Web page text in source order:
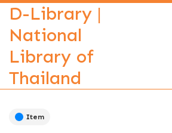
D-Library |
National
Library of
Thailand
Item